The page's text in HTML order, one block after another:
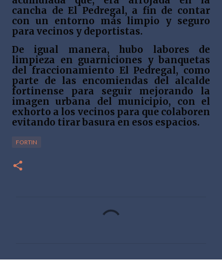
cancha de El Pedregal, a fin de contar
con un entorno más limpio y seguro
para vecinos y deportistas.
De igual manera, hubo labores de
limpieza en guarniciones y banquetas
del fraccionamiento El Pedregal, como
parte de las encomiendas del alcalde
fortinense para seguir mejorando la
imagen urbana del municipio, con el
exhorto a los vecinos para que colaboren
evitando tirar basura en esos espacios.
FORTIN